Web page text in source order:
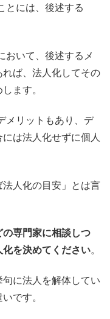
とには、後述する
おいて、後述するメ
ば、法人化してその
ます。
メリットもあり、デ
は法人化せずに個人
人化の目安」とは言
専門家に相談しつ
を決めてください。
に法人を解体してい
です。